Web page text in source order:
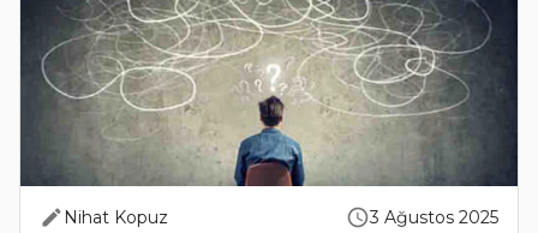
Nihat Kopuz 3 Ağustos 2025